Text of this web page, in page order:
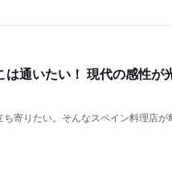
は通いたい！ 現代の感性が
寄りたい。そんなスペイン料理店が